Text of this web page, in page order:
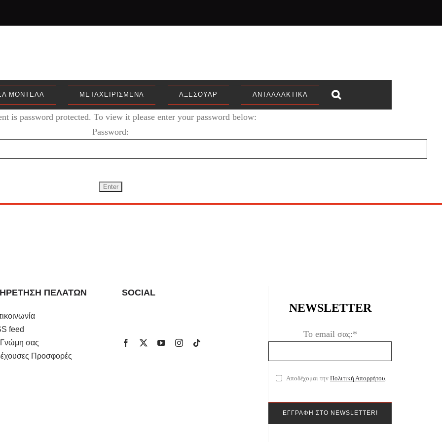
ΜΟΝΤΈΛΑ ΜΕΤΑΧΕΙΡΙΣΜΈΝΑ ΑΞΕΣΟΥΆΡ ΑΝΤΑΛΛΑΚΤΙΚΆ
is password protected. To view it please enter your password below:
Password:
ΠΕΛΑΤΏΝ
feed
σας
Προσφορές
SOCIAL
NEWSLETTER
Το email σας:*
Αποδέχομαι τηνΠολιτική Απορρήτου.